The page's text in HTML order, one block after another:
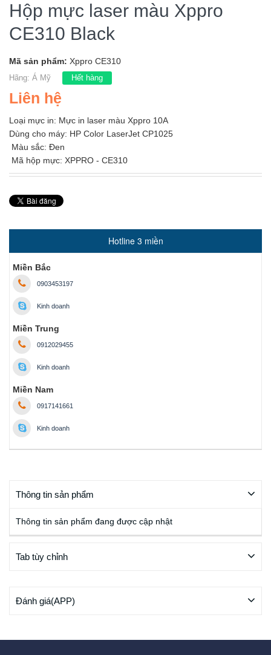
Hộp mực laser màu Xppro
CE310 Black
Mã sản phẩm: Xppro CE310
Hãng: Á Mỹ Hết hàng
Liên hệ
Loại mực in: Mực in laser màu Xppro 10A
Dùng cho máy: HP Color LaserJet CP1025
Màu sắc: Đen
Mã hộp mực: XPPRO - CE310
Hotline 3 miền
Miền Bắc
0903453197
Kinh doanh
Miền Trung
0912029455
Kinh doanh
Miền Nam
0917141661
Kinh doanh
Thông tin sản phẩm
Thông tin sản phẩm đang được cập nhật
Tab tùy chỉnh
Đánh giá(APP)